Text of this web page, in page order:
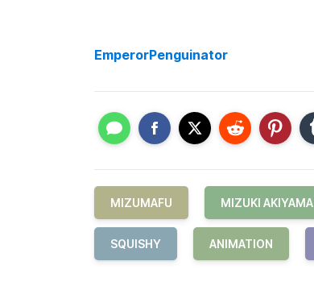
EmperorPenguinator
MIZUMAFU MIZUKI AKIYAMA
SQUISHY ANIMATION